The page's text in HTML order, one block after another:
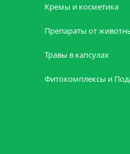
Кремы и косметика
Препараты от
Травы в капсулах
Фитокомплексы и